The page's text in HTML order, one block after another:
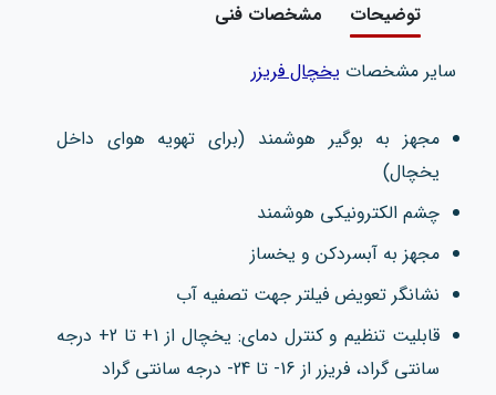
توضیحات مشخصات فنی
سایر مشخصات یخچال فریزر
مجهز به بوگیر هوشمند (برای تهویه هوای داخل
یخچال)
چشم الکترونیکی هوشمند
مجهز به آبسردکن و یخساز
نشانگر تعویض فیلتر جهت تصفیه آب
قابلیت تنظیم و کنترل دمای: یخچال از 1+ تا 2+ درجه
سانتی گراد، فریزر از 16- تا 24- درجه سانتی گراد